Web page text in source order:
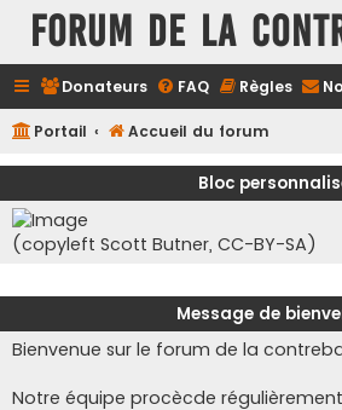
FORUM DE LA
Donateurs FAQ Règles
Portail Accueil du forum
Bloc
(copyleft Scott Butner, CC-BY-SA)
Message de
Bienvenue sur le forum de la
Notre équipe procècde